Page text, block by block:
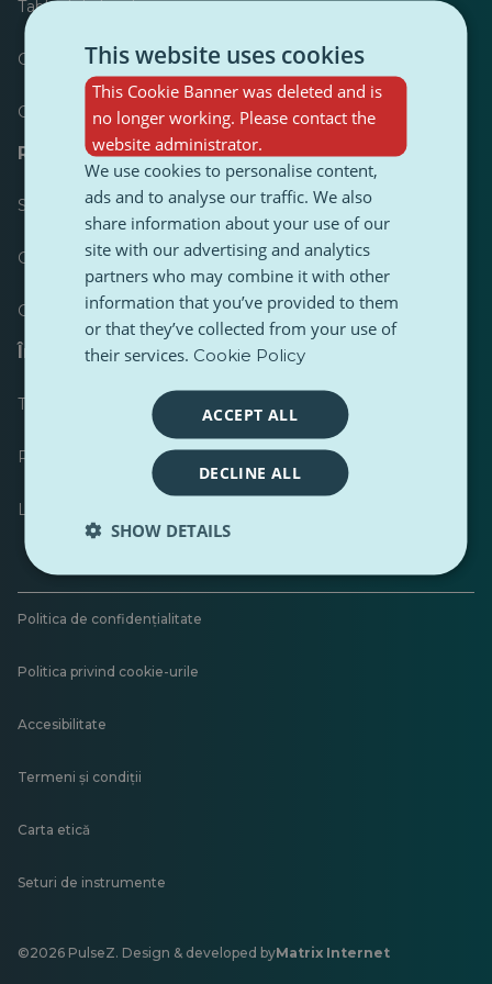
Tabloul de bord
Cele mai publicate
Cele mai urmărite
Resurse pentru jurnaliști
Seturi de instrumente
Ghid de stil pentru conținut PulseZ
Ghid de postare pentru contributori PulseZ
Întrebări frecvente
Trimiteți o cerere
Raportați o problemă
Lăsați feedback
Politica de confidențialitate
Politica privind cookie-urile
Accesibilitate
Termeni și condiții
Carta etică
Seturi de instrumente
©2026 PulseZ. Design & developed byMatrix Internet
Se
This website uses cookies
This Cookie Banner was deleted and is
no longer working. Please contact the
website administrator.
We use cookies to personalise content,
ads and to analyse our traffic. We also
share information about your use of our
site with our advertising and analytics
partners who may combine it with other
information that you’ve provided to them
or that they’ve collected from your use of
their services. Cookie Policy
ACCEPT ALL
DECLINE ALL
SHOW DETAILS